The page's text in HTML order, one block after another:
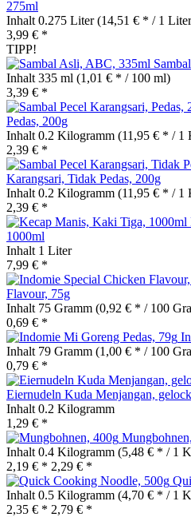
275ml
Inhalt 0.275 Liter(14,51 € * / 1
3,99 € *
TIPP!
Inhalt 335 ml (1,01 € * / 100 ml)
3,39 € *
Pedas, 200g
Inhalt 0.2 Kilogramm (11,95 € * / 1
2,39 € *
Karangsari, Tidak Pedas, 200g
Inhalt 0.2 Kilogramm (11,95 € * / 1
2,39 € *
1000ml
Inhalt 1 Liter
7,99 € *
Flavour, 75g
Inhalt 75 Gramm (0,92 € * / 100
0,69 € *
Inhalt 79 Gramm (1,00 € * / 100
0,79 € *
Eiernudeln Kuda Menjangan,
Inhalt 0.2 Kilogramm
1,29 € *
Inhalt 0.4 Kilogramm (5,48 € * / 1
2,19 € * 2,29 € *
Inhalt 0.5 Kilogramm (4,70 € * / 1
2,35 € * 2,79 € *